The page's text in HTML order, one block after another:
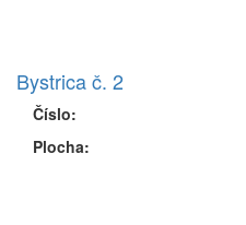
Bystrica č. 2
Číslo:
Plocha: